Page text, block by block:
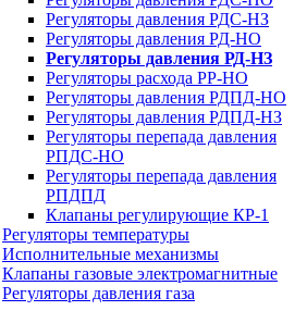
Регуляторы давления РДС-НЗ
Регуляторы давления РД-НО
Регуляторы давления РД-НЗ
Регуляторы расхода РР-НО
Регуляторы давления РДПД-НО
Регуляторы давления РДПД-НЗ
Регуляторы перепада давления
РПДС-НО
Регуляторы перепада давления
РПДПД
Клапаны регулирующие КР-1
Регуляторы температуры
Исполнительные механизмы
Клапаны газовые электромагнитные
Регуляторы давления газа